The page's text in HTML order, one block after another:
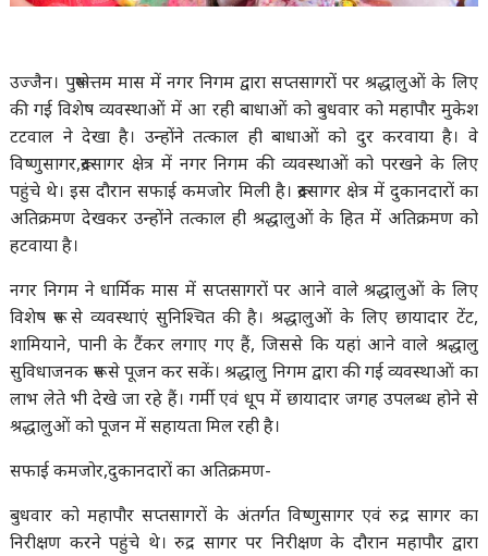
उज्जैन। पुरूषोत्तम मास में नगर निगम द्वारा सप्तसागरों पर श्रद्धालुओं के लिए
की गई विशेष व्यवस्थाओं में आ रही बाधाओं को बुधवार को महापौर मुकेश
टटवाल ने देखा है। उन्होंने तत्काल ही बाधाओं को दुर करवाया है। वे
विष्णुसागर,रूद्रसागर क्षेत्र में नगर निगम की व्यवस्थाओं को परखने के लिए
पहुंचे थे। इस दौरान सफाई कमजोर मिली है। रूद्रसागर क्षेत्र में दुकानदारों का
अतिक्रमण देखकर उन्होंने तत्काल ही श्रद्धालुओं के हित में अतिक्रमण को
हटवाया है।
नगर निगम ने धार्मिक मास में सप्तसागरों पर आने वाले श्रद्धालुओं के लिए
विशेष रूप से व्यवस्थाएं सुनिश्चित की है। श्रद्धालुओं के लिए छायादार टेंट,
शामियाने, पानी के टैंकर लगाए गए हैं, जिससे कि यहां आने वाले श्रद्धालु
सुविधाजनक रूप से पूजन कर सकें। श्रद्धालु निगम द्वारा की गई व्यवस्थाओं का
लाभ लेते भी देखे जा रहे हैं। गर्मी एवं धूप में छायादार जगह उपलब्ध होने से
श्रद्धालुओं को पूजन में सहायता मिल रही है।
सफाई कमजोर,दुकानदारों का अतिक्रमण-
बुधवार को महापौर सप्तसागरों के अंतर्गत विष्णुसागर एवं रुद्र सागर का
निरीक्षण करने पहुंचे थे। रुद्र सागर पर निरीक्षण के दौरान महापौर द्वारा